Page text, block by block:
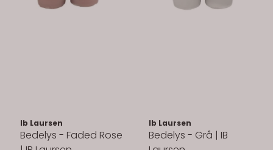
Ib Laursen
Bedelys - Faded Rose
Ib Laursen
Bedelys - Grå | IB